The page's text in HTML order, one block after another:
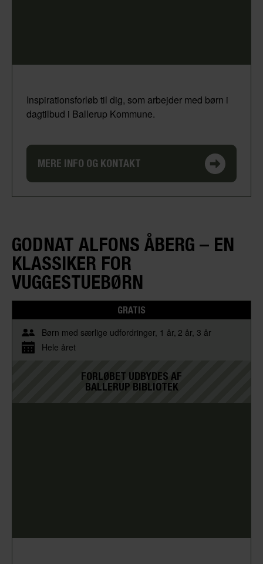
Inspirationsforløb til dig, som arbejder med børn i
dagtilbud i Ballerup Kommune.
MERE INFO OG KONTAKT
GODNAT ALFONS ÅBERG – EN
KLASSIKER FOR
VUGGESTUEBØRN
GRATIS
Børn med særlige udfordringer 1 år 2 år 3 år
Hele året
FORLØBET UDBYDES AF
BALLERUP BIBLIOTEK